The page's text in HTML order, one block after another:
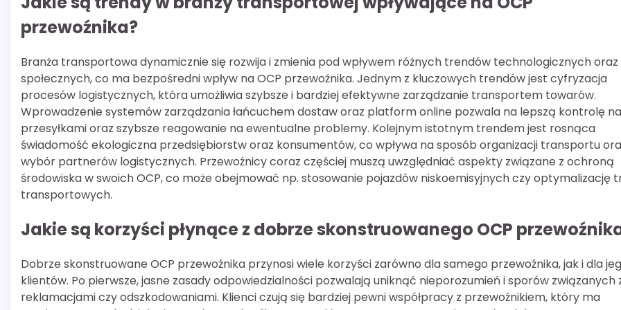
przewoźnika?
Branża transportowa dynamicznie się rozwija i zmienia pod wpływem różnych trendów technologicznych oraz
społecznych, co ma bezpośredni wpływ na OCP przewoźnika. Jednym z kluczowych trendów jest cyfryzacja
procesów logistycznych, która umożliwia szybsze i bardziej efektywne zarządzanie transportem towarów.
Wprowadzenie systemów zarządzania łańcuchem dostaw oraz platform online pozwala na lepszą kontrolę
przesyłkami oraz szybsze reagowanie na ewentualne problemy. Kolejnym istotnym trendem jest rosnąca
świadomość ekologiczna przedsiębiorstw oraz konsumentów, co wpływa na sposób organizacji transportu
wybór partnerów logistycznych. Przewoźnicy coraz częściej muszą uwzględniać aspekty związane z ochroną
środowiska w swoich OCP, co może obejmować np. stosowanie pojazdów niskoemisyjnych czy optymalizację
transportowych.
Jakie są korzyści płynące z dobrze skonstruowanego OCP
Dobrze skonstruowane OCP przewoźnika przynosi wiele korzyści zarówno dla samego przewoźnika, jak i dla
klientów. Po pierwsze, jasne zasady odpowiedzialności pozwalają uniknąć nieporozumień i sporów związanych
reklamacjami czy odszkodowaniami. Klienci czują się bardziej pewni współpracy z przewoźnikiem, który ma